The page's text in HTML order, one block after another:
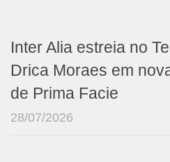
Inter Alia estreia no
Drica Moraes em
de Prima Facie
28/07/2026